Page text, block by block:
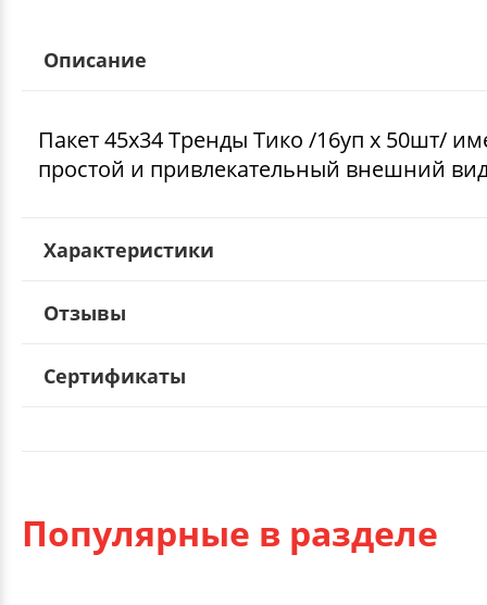
Описание
Пакет 45х34 Тренды Тико /16уп х 50шт/
простой и привлекательный внешний
Характеристики
Отзывы
Сертификаты
Популярные в разделе